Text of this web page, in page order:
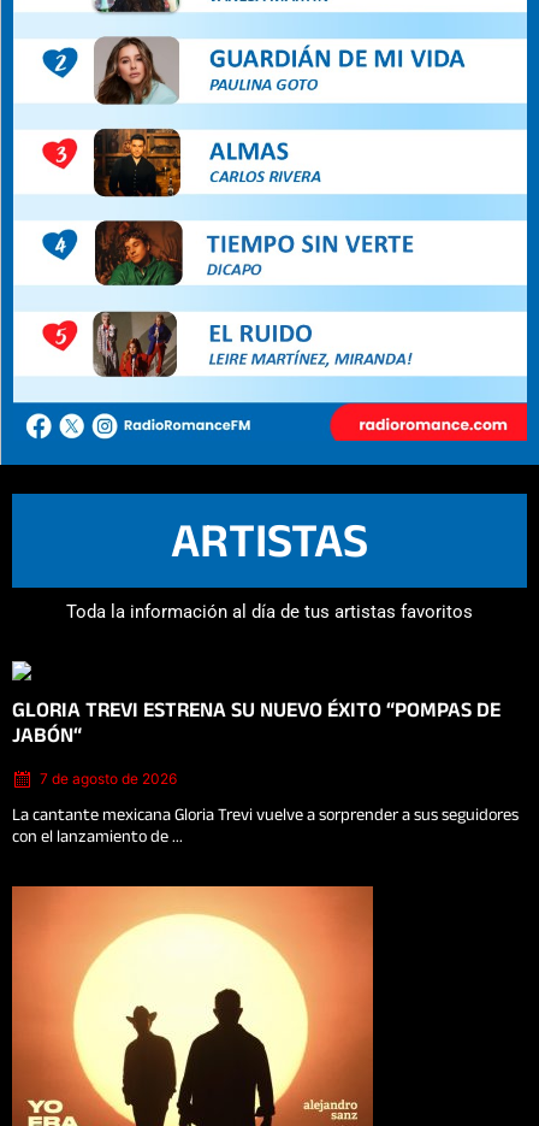
ARTISTAS
Toda la información al día de tus artistas favoritos
GLORIA TREVI ESTRENA SU NUEVO ÉXITO “POMPAS DE
JABÓN“
Posted
on
7 de agosto de 2026
La cantante mexicana Gloria Trevi vuelve a sorprender a sus seguidores
con el lanzamiento de ...